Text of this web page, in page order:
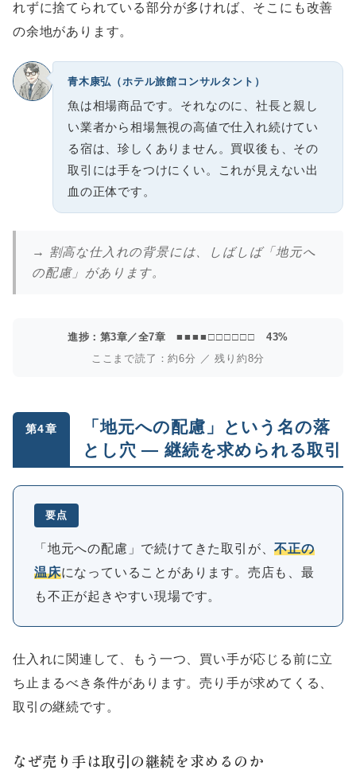
れずに捨てられている部分が多ければ、そこにも改善
の余地があります。
青木康弘（ホテル旅館コンサルタント）
魚は相場商品です。それなのに、社長と親し
い業者から相場無視の高値で仕入れ続けてい
る宿は、珍しくありません。買収後も、その
取引には手をつけにくい。これが見えない出
血の正体です。
→ 割高な仕入れの背景には、しばしば「地元へ
の配慮」があります。
進捗：第3章／全7章■■■■□□□□□□
43%
ここまで読了：約6分 ／ 残り約8分
第4章
「地元への配慮」という名の落
とし穴 ― 継続を求められる取引
要点
「地元への配慮」で続けてきた取引が、不正の
温床になっていることがあります。売店も、最
も不正が起きやすい現場です。
仕入れに関連して、もう一つ、買い手が応じる前に立
ち止まるべき条件があります。売り手が求めてくる、
取引の継続です。
なぜ売り手は取引の継続を求めるのか